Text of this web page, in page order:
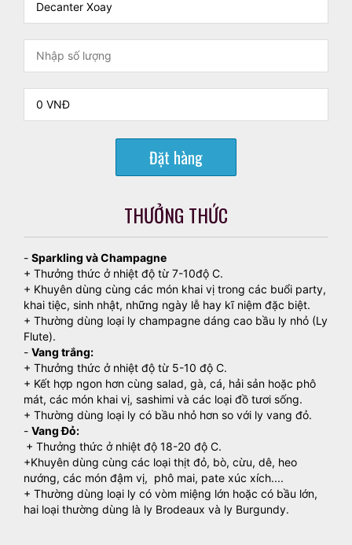
Đặt hàng
THƯỞNG THỨC
- Sparkling và Champagne
+ Thưởng thức ở nhiệt độ từ 7-10độ C.
+ Khuyên dùng cùng các món khai vị trong các buổi party,
khai tiệc, sinh nhật, những ngày lễ hay kĩ niệm đặc biệt.
+ Thường dùng loại ly champagne dáng cao bầu ly nhỏ (Ly
Flute).
- Vang trắng:
+ Thưởng thức ở nhiệt độ từ 5-10 độ C.
+ Kết hợp ngon hơn cùng salad, gà, cá, hải sản hoặc phô
mát, các món khai vị, sashimi và các loại đồ tươi sống.
+ Thường dùng loại ly có bầu nhỏ hơn so với ly vang đỏ.
- Vang Đỏ:
+ Thưởng thức ở nhiệt độ 18-20 độ C.
+Khuyên dùng cùng các loại thịt đỏ, bò, cừu, dê, heo
nướng, các món đậm vị, phô mai, pate xúc xích....
+ Thường dùng loại ly có vòm miệng lớn hoặc có bầu lớn,
hai loại thường dùng là ly Brodeaux và ly Burgundy.